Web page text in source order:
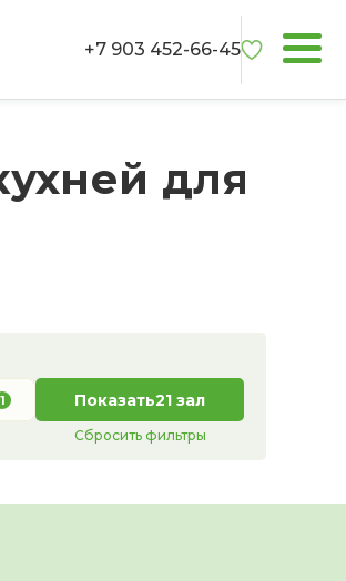
+7 903 452-66-45
для
1 Показать21 зал
Сбросить фильтры